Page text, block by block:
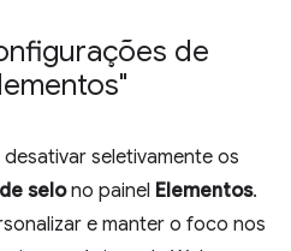
de
seletivamente os
selono painel Elementos.
e manter o foco nos